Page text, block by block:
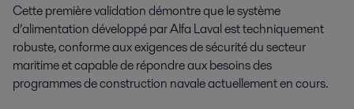
Cette première validation démontre que le système
d’alimentation développé par Alfa Laval est techniquement
robuste, conforme aux exigences de sécurité du secteur
maritime et capable de répondre aux besoins des
programmes de construction navale actuellement en cours.